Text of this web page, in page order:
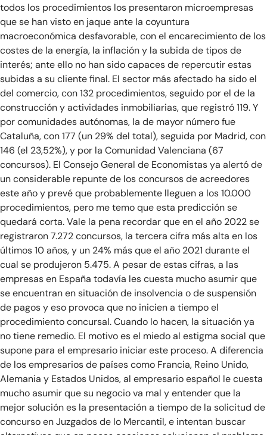
todos los procedimientos los presentaron microempresas
que se han visto en jaque ante la coyuntura
macroeconómica desfavorable, con el encarecimiento de los
costes de la energía, la inflación y la subida de tipos de
interés; ante ello no han sido capaces de repercutir estas
subidas a su cliente final. El sector más afectado ha sido el
del comercio, con 132 procedimientos, seguido por el de la
construcción y actividades inmobiliarias, que registró 119. Y
por comunidades autónomas, la de mayor número fue
Cataluña, con 177 (un 29% del total), seguida por Madrid, con
146 (el 23,52%), y por la Comunidad Valenciana (67
concursos). El Consejo General de Economistas ya alertó de
un considerable repunte de los concursos de acreedores
este año y prevé que probablemente lleguen a los 10.000
procedimientos, pero me temo que esta predicción se
quedará corta. Vale la pena recordar que en el año 2022 se
registraron 7.272 concursos, la tercera cifra más alta en los
últimos 10 años, y un 24% más que el año 2021 durante el
cual se produjeron 5.475. A pesar de estas cifras, a las
empresas en España todavía les cuesta mucho asumir que
se encuentran en situación de insolvencia o de suspensión
de pagos y eso provoca que no inicien a tiempo el
procedimiento concursal. Cuando lo hacen, la situación ya
no tiene remedio. El motivo es el miedo al estigma social que
supone para el empresario iniciar este proceso. A diferencia
de los empresarios de países como Francia, Reino Unido,
Alemania y Estados Unidos, al empresario español le cuesta
mucho asumir que su negocio va mal y entender que la
mejor solución es la presentación a tiempo de la solicitud de
concurso en Juzgados de lo Mercantil, e intentan buscar